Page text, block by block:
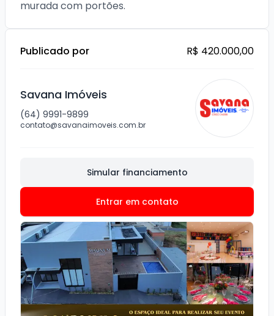
murada com portões.
Publicado por R$ 420.000,00
Savana Imóveis
(64) 9991-9899
contato@savanaimoveis.com.br
Simular financiamento
Entrar em contato